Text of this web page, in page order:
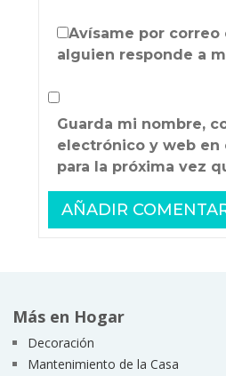
Avísame por
alguien responde a
Guarda mi nombre,
electrónico y web en
para la próxima vez
Más en Hogar
Decoración
Mantenimiento de la Casa